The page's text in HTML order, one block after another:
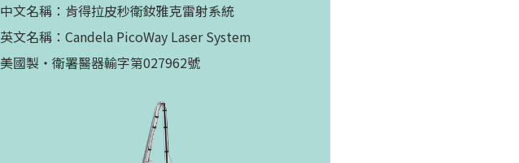
中文名稱：肯得拉皮秒衛釹雅克雷射系統
英文名稱：Candela PicoWay Laser System
美國製・衛署醫器輸字第027962號